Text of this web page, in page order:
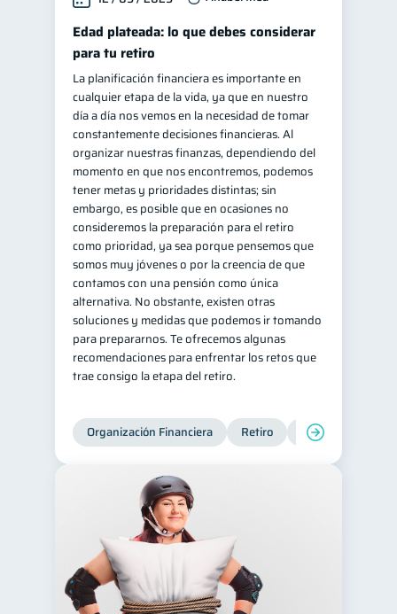
Edad plateada: lo que debes considerar
para tu retiro
La planificación financiera es importante en
cualquier etapa de la vida, ya que en nuestro
día a día nos vemos en la necesidad de tomar
constantemente decisiones financieras. Al
organizar nuestras finanzas, dependiendo del
momento en que nos encontremos, podemos
tener metas y prioridades distintas; sin
embargo, es posible que en ocasiones no
consideremos la preparación para el retiro
como prioridad, ya sea porque pensemos que
somos muy jóvenes o por la creencia de que
contamos con una pensión como única
alternativa. No obstante, existen otras
soluciones y medidas que podemos ir tomando
para prepararnos. Te ofrecemos algunas
recomendaciones para enfrentar los retos que
trae consigo la etapa del retiro.
Organización Financiera Retiro Cuenta